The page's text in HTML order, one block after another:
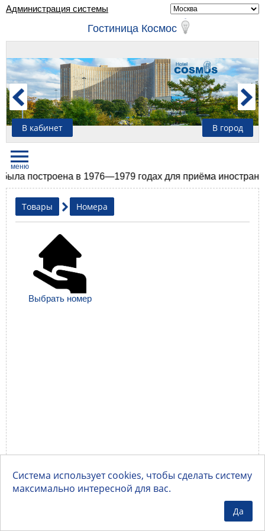
Администрация системы
Гостиница Космос
В кабинет В город
построена в 1976—1979 годах для приёма
Товары Номера
Выбрать номер
Система использует cookies, чтобы сделать систему
максимально интересной для вас.
Да